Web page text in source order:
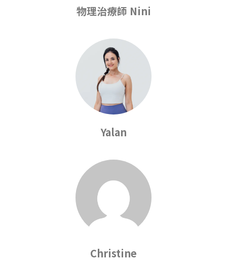
物理治療師 Nini
Yalan
Christine